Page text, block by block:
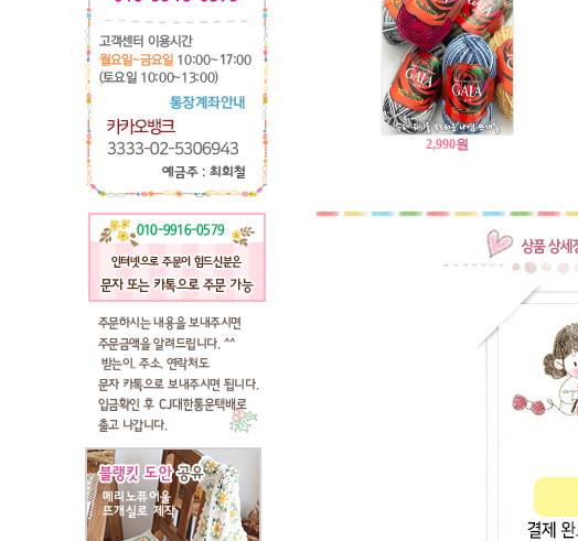
2,990원